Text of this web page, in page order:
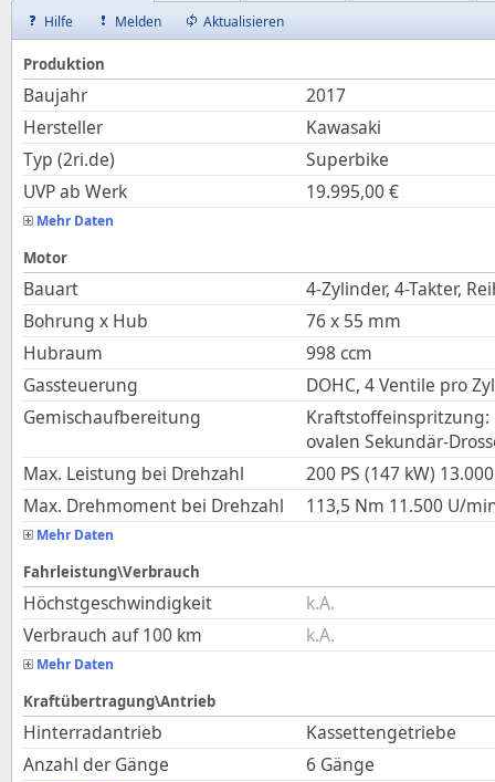
Hilfe
Melden Aktualisieren
Produktion
Baujahr
2017
Hersteller
Kawasaki
Typ (2ri.de)
Superbike
UVP ab Werk
19.995,00€
Mehr Daten
Motor
Bauart
4-Zylinder, 4-Takter,
Bohrung x Hub
76x 55 mm
Hubraum
998 ccm
Gassteuerung
DOHC, 4 Ventile pro
Gemischaufbereitung
ovalen Sekundär-
Max. Leistung bei Drehzahl
200 PS (147 kW) 13.000
Max. Drehmoment bei Drehzahl
113,5 Nm 11.500 U/
Mehr Daten
Fahrleistung\Verbrauch
Höchstgeschwindigkeit
k.A.
Verbrauch auf 100 km
k.A.
Mehr Daten
Kraftübertragung\Antrieb
Hinterradantrieb
Kassettengetriebe
Anzahl der Gänge
6 Gänge